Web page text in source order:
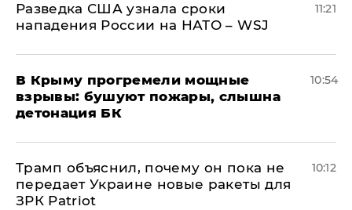
Разведка США узнала сроки
нападения России на НАТО – WSJ
11:21
В Крыму прогремели мощные
взрывы: бушуют пожары, слышна
детонация БК
10:54
Трамп объяснил, почему он пока не
передает Украине новые ракеты для
ЗРК Patriot
10:12